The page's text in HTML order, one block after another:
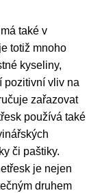
také v
totiž mnoho
kyseliny,
pozitivní vliv na
zařazovat
používá také
či paštiky.
je nejen
druhem